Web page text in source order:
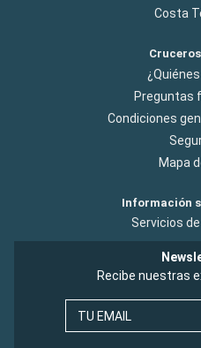
Costa
Preguntas
Condiciones
Mapa
Información
Servicios
Recibe nuestras
TU EMAIL